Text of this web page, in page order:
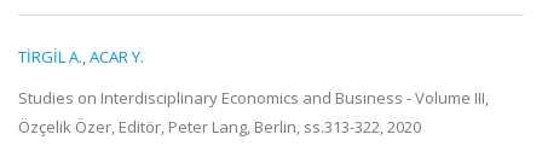
TİRGİL A.,ACAR Y.
Studies on Interdisciplinary Economics and Business - Volume III,
Özçelik Özer, Editör, Peter Lang, Berlin, ss.313-322, 2020